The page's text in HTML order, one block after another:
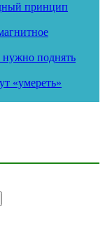
принцип
поднять
«умереть»